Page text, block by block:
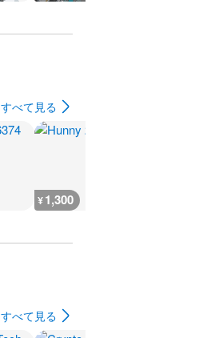
すべて見る
¥1,300
すべて見る